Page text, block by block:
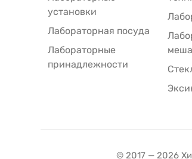
установки
Лабораторная посуда
Лабораторные
принадлежности
© 2017 — 2026